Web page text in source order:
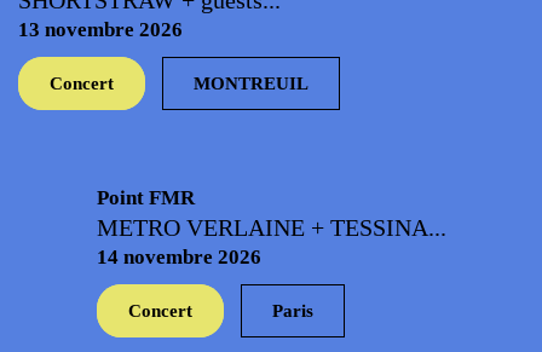
13 novembre 2026
Concert MONTREUIL
Point FMR
METRO VERLAINE + TESSINA...
14 novembre 2026
Concert Paris